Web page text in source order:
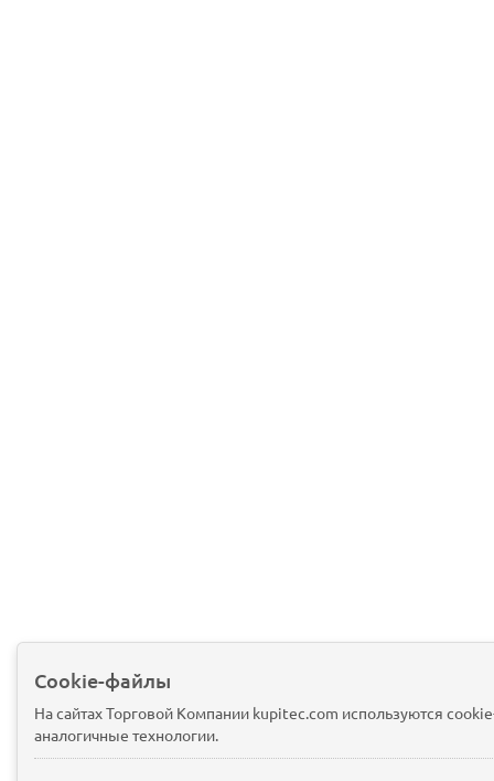
Cookie-файлы
На сайтах Торговой Компании kupitec.com используются
аналогичные технологии.